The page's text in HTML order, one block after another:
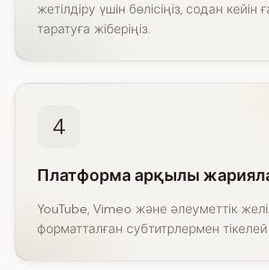
жетілдіру үшін бөлісіңіз, содан кейін
таратуға жіберіңіз.
4
Платформа арқылы
YouTube, Vimeo және әлеуметтік
форматталған субтитрлермен